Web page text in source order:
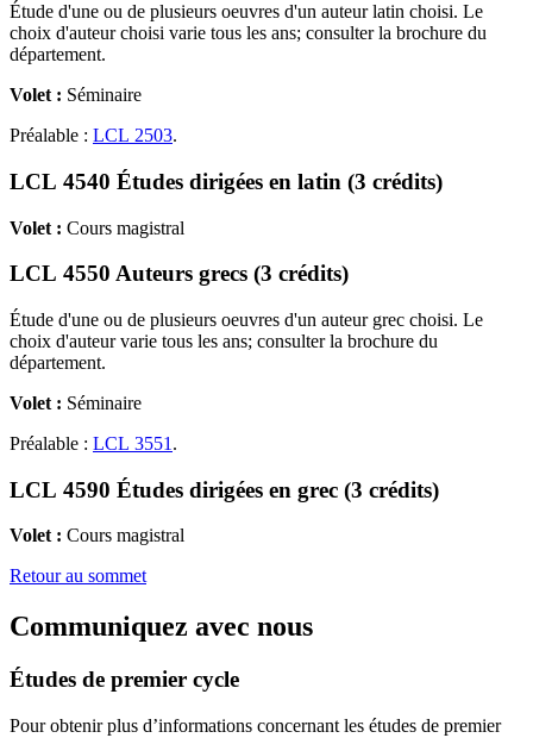
Étude d'une ou de plusieurs oeuvres d'un auteur latin choisi. Le
choix d'auteur choisi varie tous les ans; consulter la brochure du
département.
Volet : Séminaire
Préalable : LCL 2503.
LCL 4540 Études dirigées en latin (3 crédits)
Volet : Cours magistral
LCL 4550 Auteurs grecs (3 crédits)
Étude d'une ou de plusieurs oeuvres d'un auteur grec choisi. Le
choix d'auteur varie tous les ans; consulter la brochure du
département.
Volet : Séminaire
Préalable : LCL 3551 .
LCL 4590 Études dirigées en grec (3 crédits)
Volet : Cours magistral
Retour au sommet
Communiquez avec nous
Études de premier cycle
Pour obtenir plus d’informations concernant les études de premier